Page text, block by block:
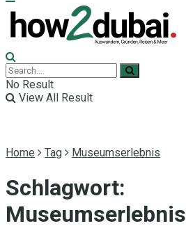
No Result
View All Result
Home Tag Museumserlebnis
Schlagwort:
Museumserlebnis